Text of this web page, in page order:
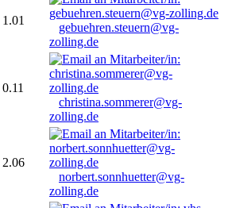
1.01
gebuehren.steuern@vg-
zolling.de
0.11
christina.sommerer@vg-
zolling.de
2.06
norbert.sonnhuetter@vg-
zolling.de